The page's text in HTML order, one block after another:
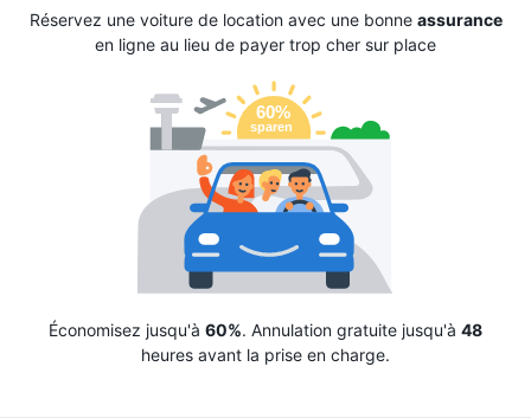
Réservez une voiture de location avec une bonne assurance
en ligne au lieu de payer trop cher sur place
Économisez jusqu'à 60%. Annulation gratuite jusqu'à 48
heures avant la prise en charge.